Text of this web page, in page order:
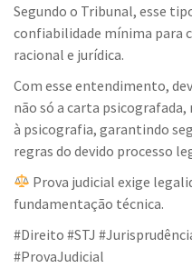
Segundo o Tribunal, esse
confiabilidade mínima para
racional e jurídica.
Com esse entendimento,
não só a carta
à psicografia, garantindo
regras do devido processo
Prova judicial exige
fundamentação técnica.
#Direito #STJ
#ProvaJudicial